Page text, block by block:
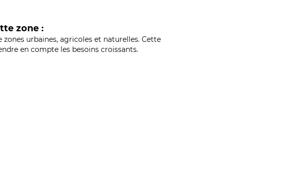
zone :
urbaines, agricoles et naturelles. Cette
en compte les besoins croissants.